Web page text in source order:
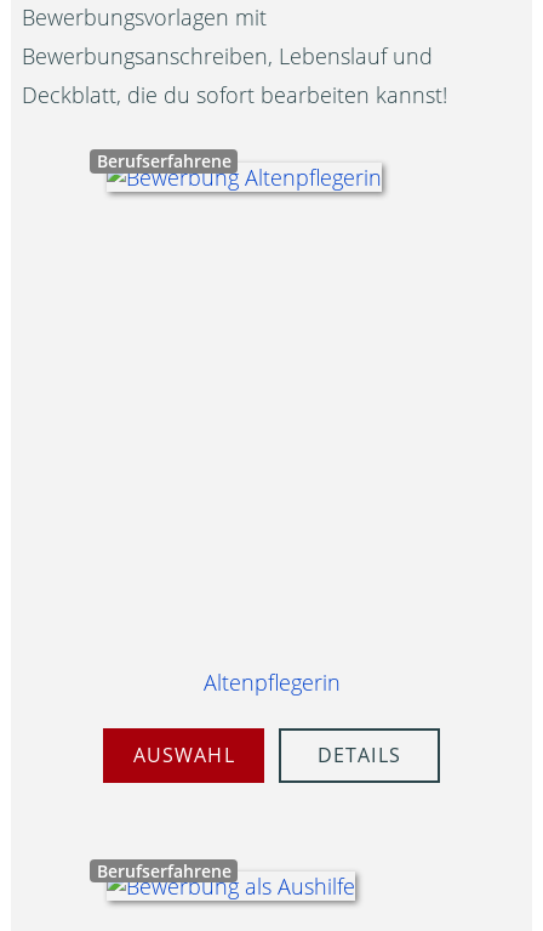
Bewerbungsvorlagen mit
Bewerbungsanschreiben, Lebenslauf und
Deckblatt, die du sofort bearbeiten kannst!
Berufserfahrene
Altenpflegerin
AUSWAHL DETAILS
Berufserfahrene